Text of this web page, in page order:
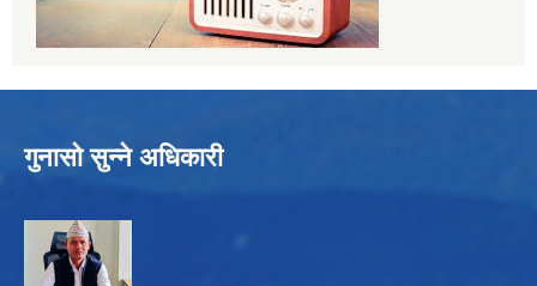
गुनासो सुन्ने अधिकारी